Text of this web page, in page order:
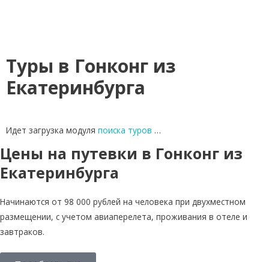
Туры в Гонконг из
Екатеринбурга
Идет загрузка модуля поиска туров …
Цены на путевки в Гонконг из
Екатеринбурга
Начинаются от 98 000 рублей на человека при двухместном
размещении, с учетом авиаперелета, проживания в отеле и
завтраков.